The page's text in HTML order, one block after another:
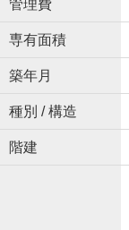
管理費
専有面積
築年月
種別 / 構造
階建